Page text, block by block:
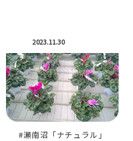
2023.11.30
#瀬南沼「ナチュラル」